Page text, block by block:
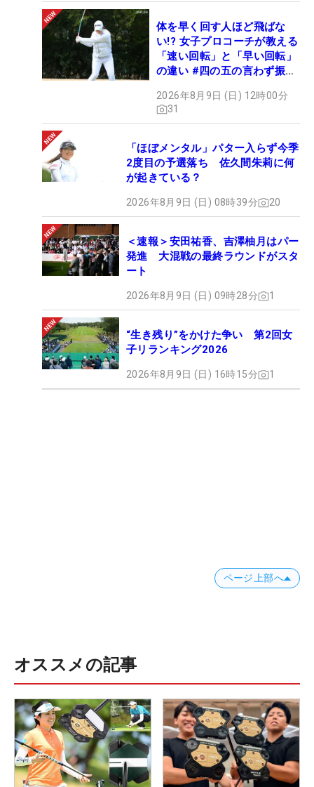
体を早く回す人ほど飛ばな
い!? 女子プロコーチが教える
「速い回転」と「早い回転」
の違い #四の五の言わず振り
2026年8月9日 (日) 12時00分
31
「ほぼメンタル」パター入らず今季
2度目の予選落ち 佐久間朱莉に何
が起きている？
2026年8月9日 (日) 08時39分 20
＜速報＞安田祐香、吉澤柚月はパー
発進 大混戦の最終ラウンドがスタ
ート
2026年8月9日 (日) 09時28分 1
“生き残り”をかけた争い 第2回女
子リランキング2026
2026年8月9日 (日) 16時15分 1
ページ上部へ
オススメの記事